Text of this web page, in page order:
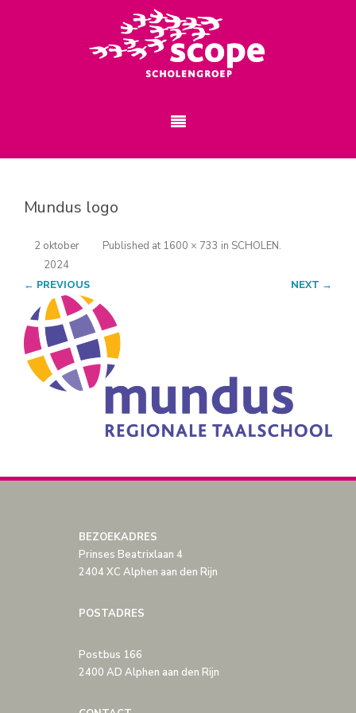
Mundus logo
Published
2 oktober
2024
at 1600 × 733 in SCHOLEN.
← PREVIOUS NEXT →
BEZOEKADRES
Prinses Beatrixlaan 4
2404 XC Alphen aan den Rijn
POSTADRES
Postbus 166
2400 AD Alphen aan den Rijn